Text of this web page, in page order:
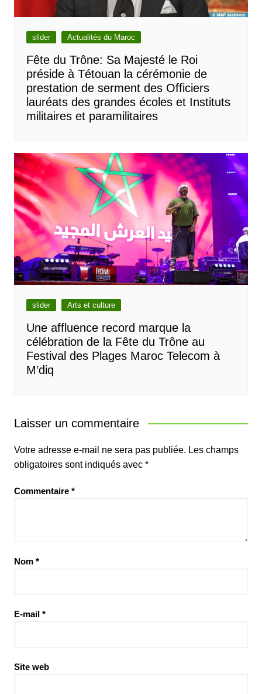
slider Actualités du Maroc
Fête du Trône: Sa Majesté le Roi
préside à Tétouan la cérémonie de
prestation de serment des Officiers
lauréats des grandes écoles et Instituts
militaires et paramilitaires
slider Arts et culture
Une affluence record marque la
célébration de la Fête du Trône au
Festival des Plages Maroc Telecom à
M’diq
Laisser un commentaire
Votre adresse e-mail ne sera pas publiée. Les champs
obligatoires sont indiqués avec *
Commentaire *
Nom *
E-mail *
Site web